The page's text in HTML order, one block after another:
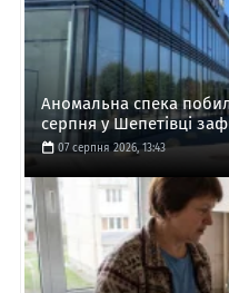
Аномальна спека
серпня у Шепетівці
07 серпня 2026, 13:43